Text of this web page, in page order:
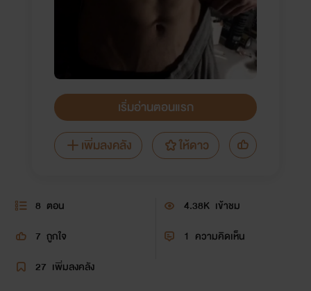
เริ่มอ่านตอนแรก
เพิ่มลงคลัง
ให้ดาว
8 ตอน 4.38K เข้าชม
7 ถูกใจ 1 ความคิดเห็น
27 เพิ่มลงคลัง